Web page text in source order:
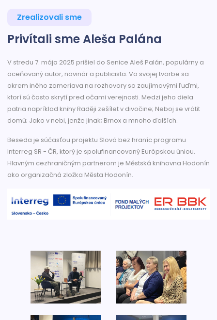
Zrealizovali sme
Privítali sme Aleša Palána
V stredu 7. mája 2025 prišiel do Senice Aleš Palán, populárny a
oceňovaný autor, novinár a publicista. Vo svojej tvorbe sa
okrem iného zameriava na rozhovory so zaujímavými ľuďmi,
ktorí sú často skrytí pred očami verejnosti. Medzi jeho diela
patria napríklad knihy Raději zešílet v divočine; Neboj se vrátit
domú; Jako v nebi, jenže jinak; Brnox a mnoho ďalších.
Beseda je súčasťou projektu Slová bez hraníc programu
Interreg SR - ČR, ktorý je spolufinancovaný Európskou úniou.
Hlavným cezhraničným partnerom je Městská knihovna Hodonín
ako organizačná zložka Města Hodonín.